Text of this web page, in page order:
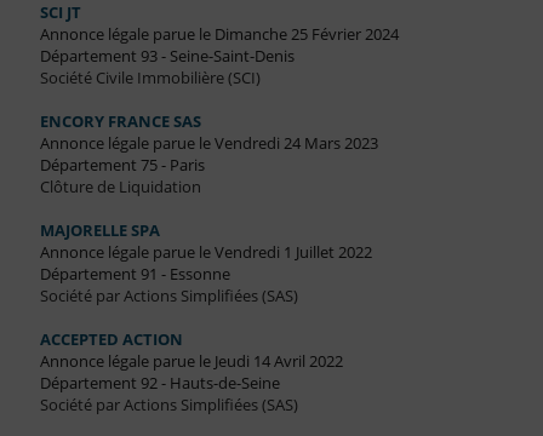
SCI JT
Annonce légale parue le Dimanche 25 Février 2024
Département 93 - Seine-Saint-Denis
Société Civile Immobilière (SCI)
ENCORY FRANCE SAS
Annonce légale parue le Vendredi 24 Mars 2023
Département 75 - Paris
Clôture de Liquidation
MAJORELLE SPA
Annonce légale parue le Vendredi 1 Juillet 2022
Département 91 - Essonne
Société par Actions Simplifiées (SAS)
ACCEPTED ACTION
Annonce légale parue le Jeudi 14 Avril 2022
Département 92 - Hauts-de-Seine
Société par Actions Simplifiées (SAS)